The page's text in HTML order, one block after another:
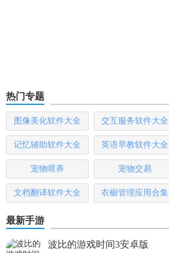
热门专题
图像美化软件大全 交互服务软件大全
记忆辅助软件大全 英语早教软件大全
宠物喂养 宠物交易
文档翻译软件大全 衣橱管理应用合集
最新手游
波比的游戏时间3安卓版